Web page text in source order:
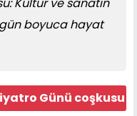
Kültür ve sanatın
boyuca hayat
Günü coşkusu